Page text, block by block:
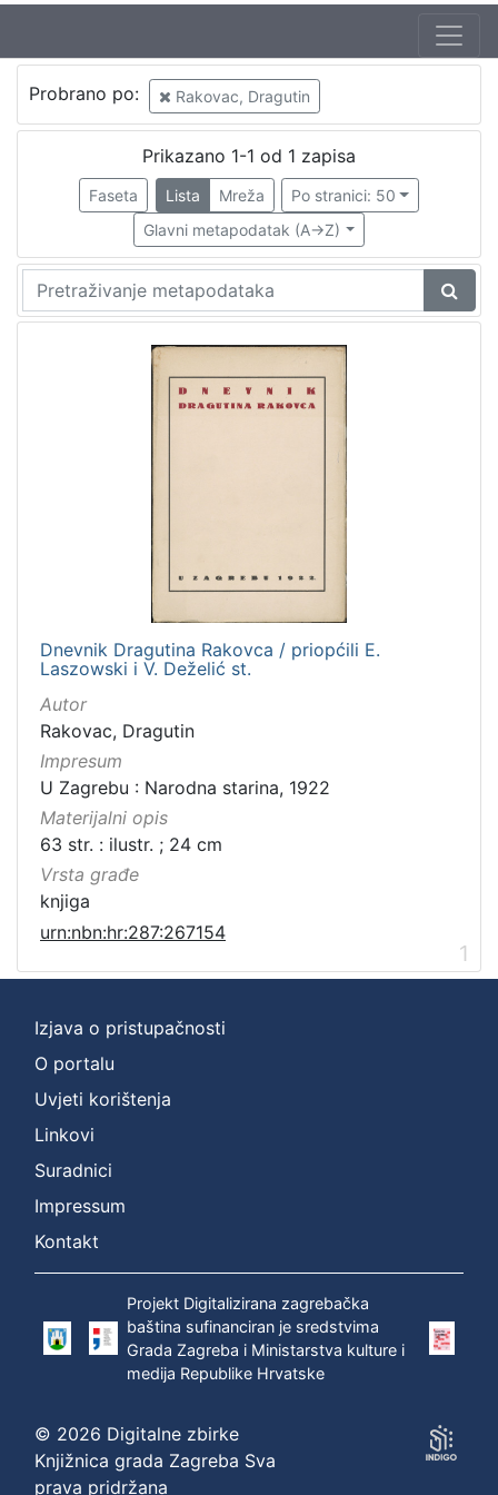
Probrano po: Rakovac, Dragutin
Prikazano 1-1 od 1 zapisa
Faseta Lista Mreža
Po stranici: 50
Glavni metapodatak (A->Z)
Dnevnik Dragutina Rakovca / priopćili E.
Laszowski i V. Deželić st.
Autor
Rakovac, Dragutin
Impresum
U Zagrebu : Narodna starina, 1922
Materijalni opis
63 str. : ilustr. ; 24 cm
Vrsta građe
knjiga
urn:nbn:hr:287:267154
1
Izjava o pristupačnosti
O portalu
Uvjeti korištenja
Linkovi
Suradnici
Impressum
Kontakt
Projekt Digitalizirana zagrebačka
baština sufinanciran je sredstvima
Grada Zagreba i Ministarstva kulture i
medija Republike Hrvatske
© 2026 Digitalne zbirke
Knjižnica grada Zagreba Sva
prava pridržana